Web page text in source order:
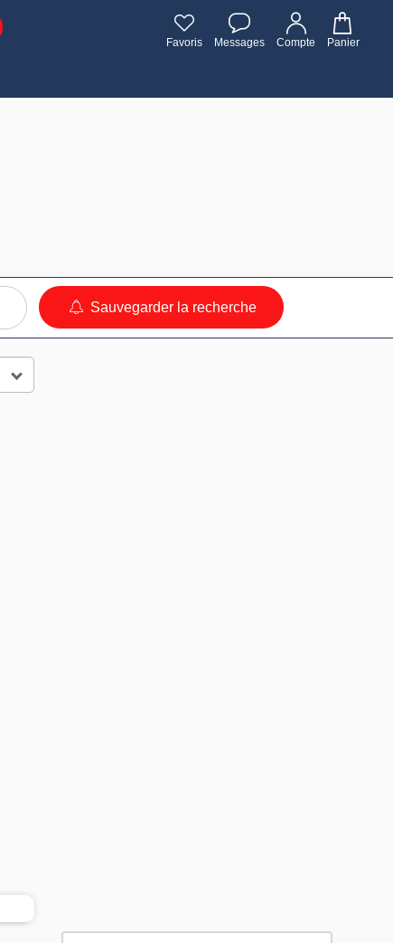
Favoris Messages Compte Panier
Sauvegarder la recherche